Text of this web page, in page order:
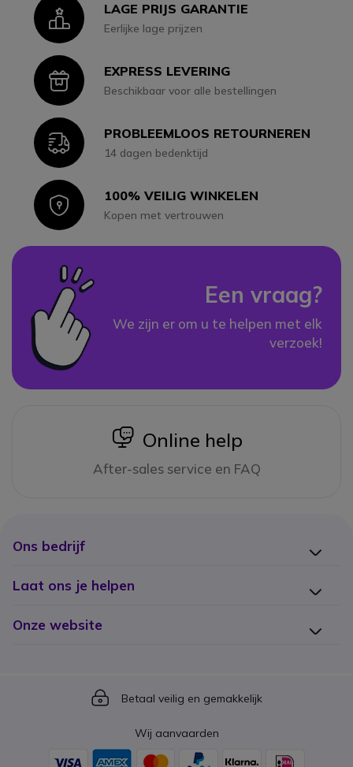
IconLAGE PRIJS GARANTIE
Eerlijke lage prijzen
IconEXPRESS LEVERING
Beschikbaar voor alle bestellingen
IconPROBLEEMLOOS RETOURNEREN
14 dagen bedenktijd
Icon100% VEILIG WINKELEN
Kopen met vertrouwen
Een vraag?
We zijn er om u te helpen met elk
verzoek!
icon
Online help
After-sales service en FAQ
Ons bedrijf
Laat ons je helpen
Onze website
Icon
Betaal veilig en gemakkelijk
Wij aanvaarden